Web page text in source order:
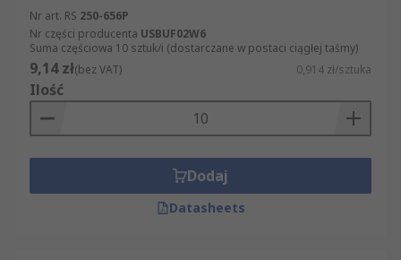
Nr art. RS 250-656P
Nr części producenta USBUF02W6
Suma częściowa 10 sztuk/i (dostarczane w postaci ciągłej taśmy)
9,14 zł(bez VAT) 0,914 zł/sztuka
Ilość
Dodaj
Datasheets